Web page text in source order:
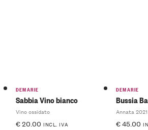
DEMARIE
Sabbia Vino bianco
Vino ossidato
€20.00 INCL. IVA
DEMARIE
Bussia
Annata 2021
€45.00